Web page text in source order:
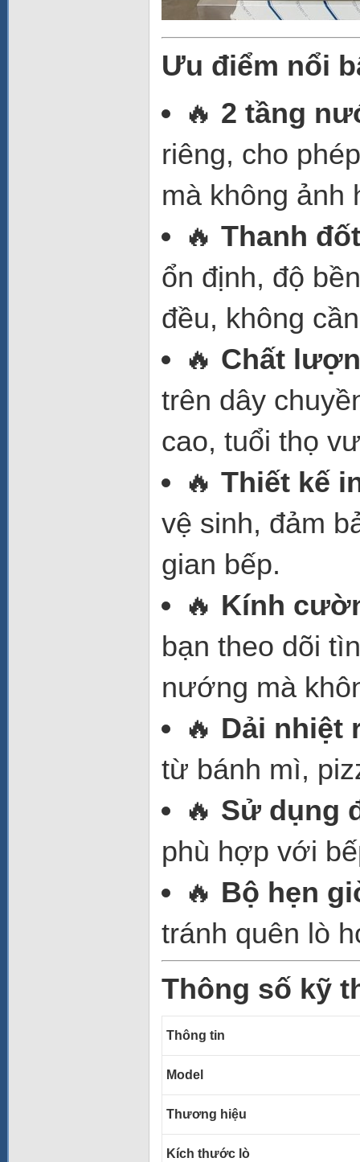
Ưu điểm nổi
🔥 2 tầng
riêng, cho
mà không
🔥 Thanh
ổn định, độ
đều, không
🔥 Chất
trên dây
cao, tuổi thọ
🔥 Thiết kế
vệ sinh, đảm
gian bếp.
🔥 Kính
bạn theo dõi
nướng mà
🔥 Dải nhiệt
từ bánh mì,
🔥 Sử dụng
phù hợp với
🔥 Bộ hẹn
tránh quên lò
Thông số kỹ
Thông tin
Model
Thương hiệu
Kích thước lò